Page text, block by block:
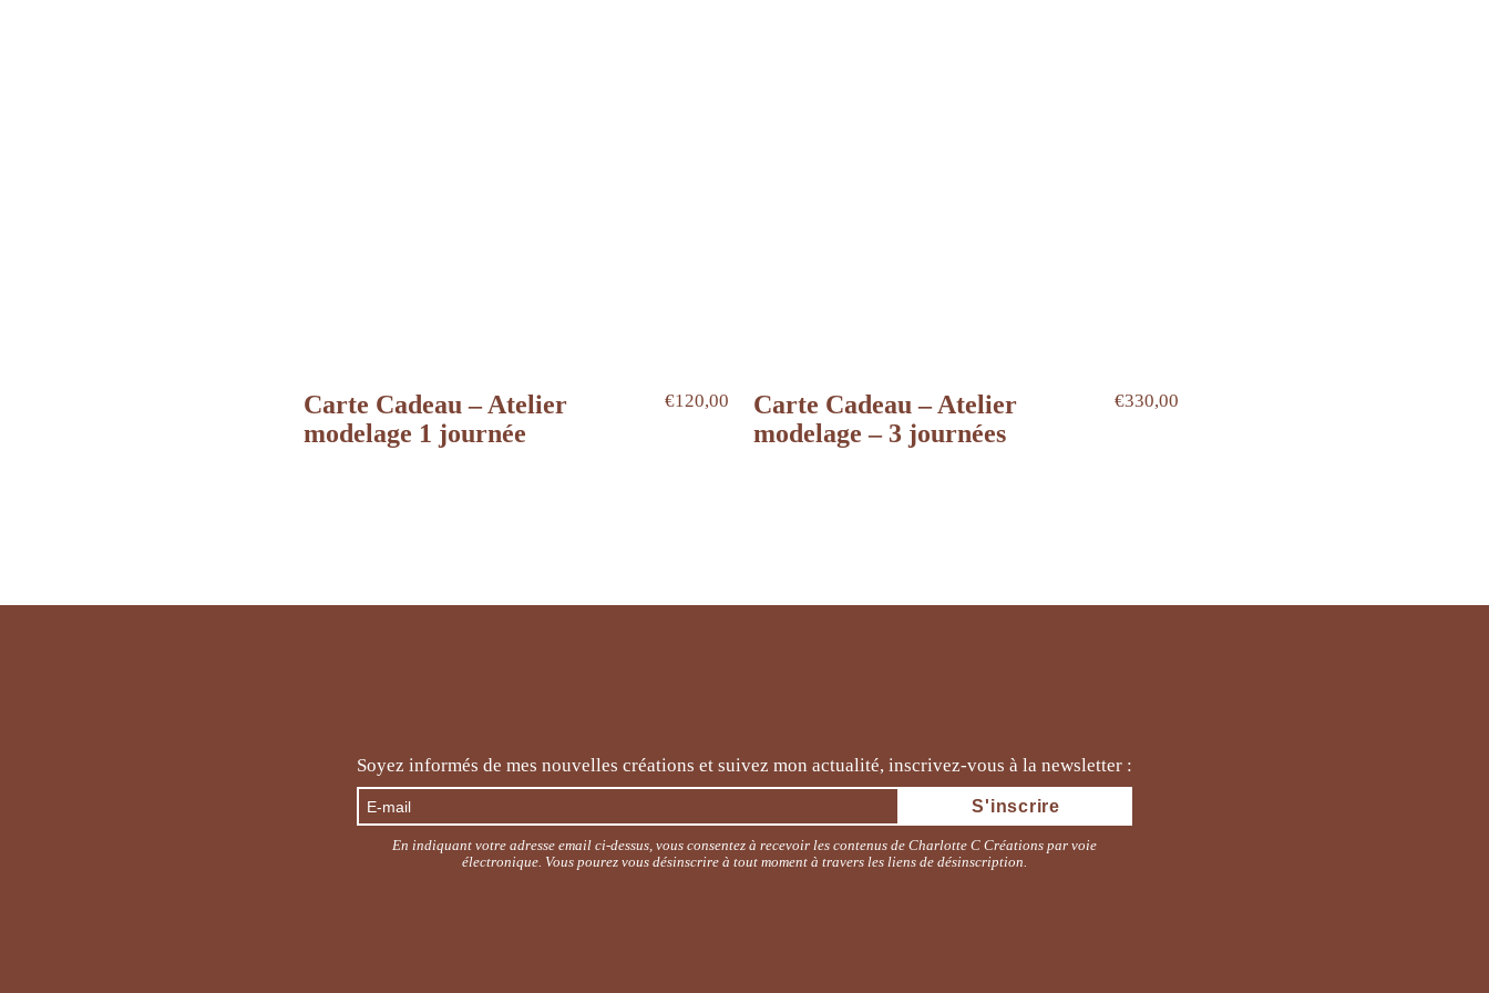
Carte Cadeau – Atelier
modelage 1 journée
€120,00
Carte Cadeau – Atelier
modelage – 3 journées
€330,00
Soyez informés de mes nouvelles créations et suivez mon actualité, inscrivez-vous à la newsletter :
En indiquant votre adresse email ci-dessus, vous consentez à recevoir les contenus de Charlotte C Créations par voie
électronique. Vous pourez vous désinscrire à tout moment à travers les liens de désinscription.